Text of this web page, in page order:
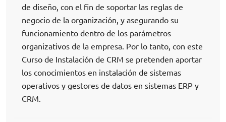
de diseño, con el fin de soportar las reglas de
negocio de la organización, y asegurando su
funcionamiento dentro de los parámetros
organizativos de la empresa. Por lo tanto, con este
Curso de Instalación de CRM se pretenden aportar
los conocimientos en instalación de sistemas
operativos y gestores de datos en sistemas ERP y
CRM.